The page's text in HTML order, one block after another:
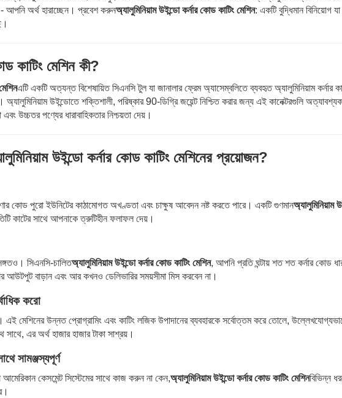
আপনি অর্থ হারাচ্ছেন। প্রবেশ করুনঅ্যালুমিনিয়াম উইন্ডো কর্নার কোড কাটিং মেশিন: একটি বুদ্ধিমান বিনিয়োগ
কাটিং মেশিন কী?
এটি একটি অত্যন্ত বিশেষায়িত সিএনসি টুল যা জানালার ফ্রেম অ্যাসেম্বলিতে ব্যবহৃত অ্যালুমিনিয়াম কর্নার
উইন্ডোতে শক্তিশালী, পরিষ্কার 90-ডিগ্রি জয়েন্ট নিশ্চিত করার জন্য এই কানেক্টরগুলি
এবং উচ্চতর পণ্যের ধারাবাহিকতার নিশ্চয়তা দেয়।
উইন্ডো কর্নার কোড কাটিং মেশিনের প্রয়োজন?
কোড পুরো ইউনিটের কাঠামোগত অখণ্ডতা এবং চাক্ষুষ আবেদন নষ্ট করতে পারে। একটি গুণমানঅ্যালুমিনিয়াম
কাটের সাথে আপনাকে ত্রুটিহীন ফলাফল দেয়।
সিএনসি-চালিতঅ্যালুমিনিয়াম উইন্ডো কর্নার কোড কাটিং মেশিন, আপনি প্রতি ঘন্টায় শত শত কর্নার কোড
আউটপুট বাড়ান এবং আর কখনও ডেলিভারির সময়সীমা মিস করবেন না।
করো
মেশিনের উন্নত প্রোগ্রামিং এবং কাটিং লজিক উপাদানের ব্যবহারকে সর্বোত্তম করে তোলে,
সাথে, এর অর্থ হাজার হাজার টাকা সাশ্রয়।
সামঞ্জস্যপূর্ণ
কেসমেন্ট সিস্টেমের সাথে কাজ করুন না কেন,অ্যালুমিনিয়াম উইন্ডো কর্নার কোড কাটিং মেশিনবিভিন্ন